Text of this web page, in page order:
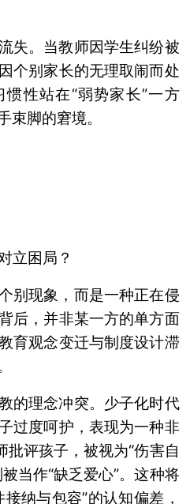
失。当教师因学生纠纷被
个别家长的无理取闹而处
性站在“弱势家长”一方
脚的窘境。
立困局？
别现象，而是一种正在侵
后，并非某一方的单方面
育观念变迁与制度设计滞
的理念冲突。少子化时代
过度呵护，表现为一种非
批评孩子，被视为“伤害自
当作“缺乏爱心”。这种将
纳与包容”的认知偏差，